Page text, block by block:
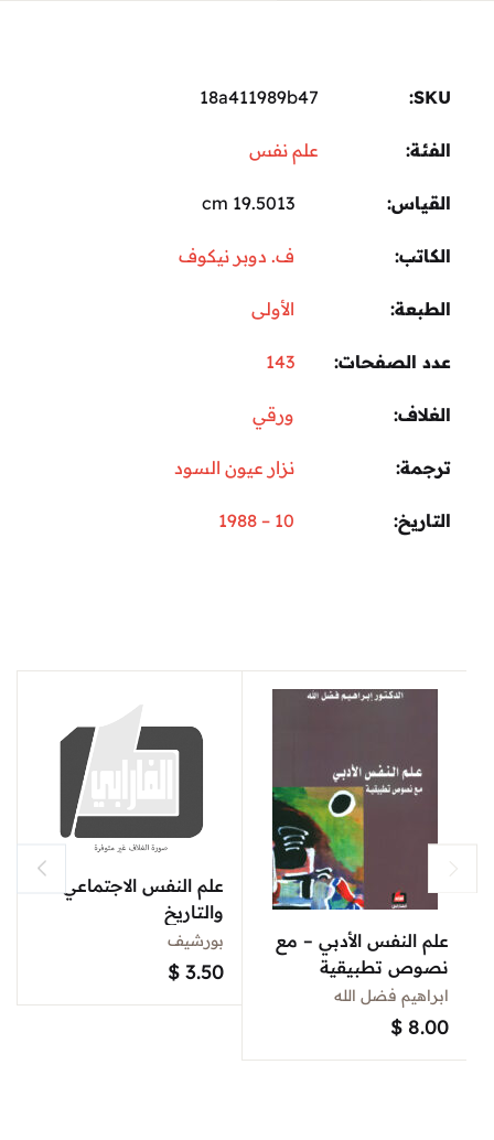
SKU:
18a411989b47
الفئة: علم نفس
القياس 19.5013 cm
الكاتب ف. دوبر نيكوف
الطبعة الأولى
عدد الصفحات 143
الغلاف ورقي
ترجمة نزار عيون السود
التاريخ 10 – 1988
علم النفس الاجتماعي
والتاريخ
بورشيف
$ 3.50
علم النفس الأدبي – مع
نصوص تطبيقية
ابراهيم فضل الله
$ 8.00